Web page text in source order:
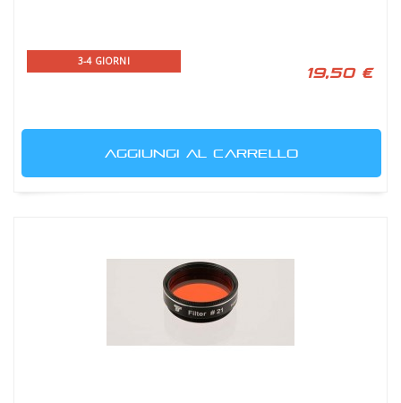
3-4 GIORNI
19,50 €
AGGIUNGI AL CARRELLO